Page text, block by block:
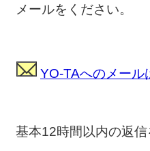
メールをください。
YO-TAへのメール
基本12時間以内の返